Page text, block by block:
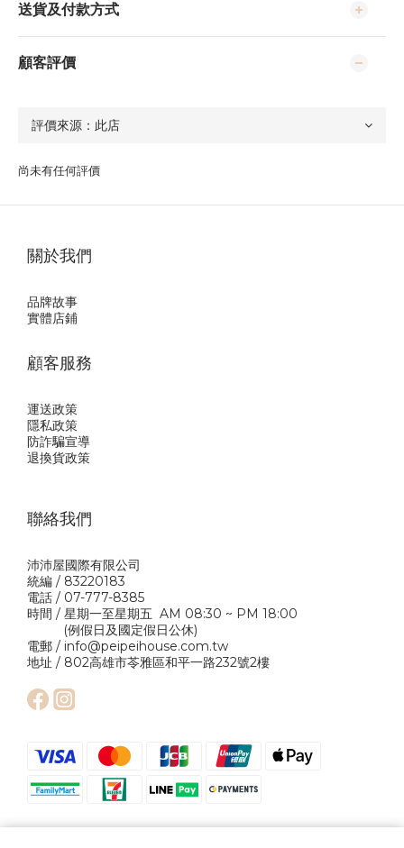
送貨及付款方式
顧客評價
尚未有任何評價
關於我們
品牌故事
實體店鋪
顧客服務
運送政策
隱私政策
防詐騙宣導
退換貨政策
聯絡我們
沛沛屋國際有限公司
統編 / 83220183
電話 / 07-777-8385
時間 / 星期一至星期五 AM 08:30 ~ PM 18:00
(例假日及國定假日公休)
電郵 / info@peipeihouse.com.tw
地址 / 802高雄市苓雅區和平一路232號2樓